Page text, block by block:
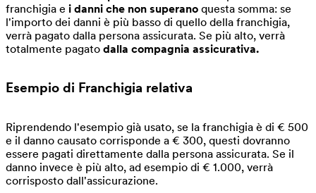
franchigia e i danni che non superano questa somma: se
l'importo dei danni è più basso di quello della franchigia,
verrà pagato dalla persona assicurata. Se più alto, verrà
totalmente pagato dalla compagnia assicurativa.
Esempio di Franchigia relativa
Riprendendo l'esempio già usato, se la franchigia è di € 500
e il danno causato corrisponde a € 300, questi dovranno
essere pagati direttamente dalla persona assicurata. Se il
danno invece è più alto, ad esempio di € 1.000, verrà
corrisposto dall'assicurazione.